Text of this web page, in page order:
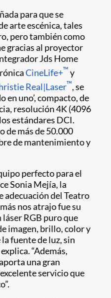
para que se
arte escénica, tales
pero también como
gracias al proyector
Jds Home
CineLife+™ y
Real|Laser™, se
en uno’, compacto, de
resolución 4K (4096
estándares DCI.
de más de 50.000
de mantenimiento y
perfecto para el
Sonia Mejía, la
adecuación del Teatro
nos atrajo fue su
RGB puro que
imagen, brillo, color y
fuente de luz, sin
“Además,
una gran
servicio que